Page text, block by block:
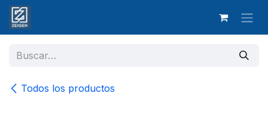
Ir al contenido
Todos los productos